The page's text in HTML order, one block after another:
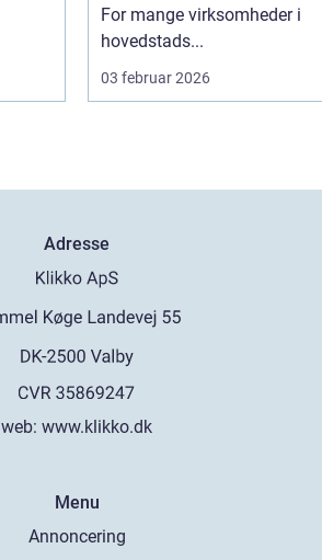
For mange virksomheder i
hovedstads...
03 februar 2026
Adresse
web: www.klikko.dk
Menu
Annoncering